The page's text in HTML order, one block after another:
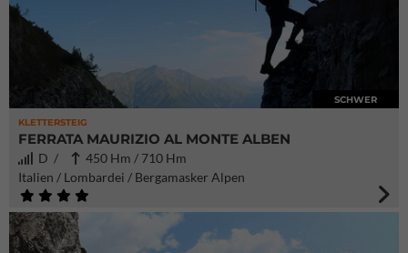
KLETTERSTEIG
SCHWER
FERRATA MAURIZIO AL MONTE ALBEN
D /
450 Hm / 710 Hm
Italien / Lombardei / Bergamasker Alpen